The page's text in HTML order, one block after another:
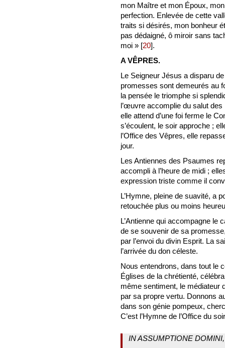
mon Maître et mon Époux,
perfection. Enlevée de cette
traits si désirés, mon bonheur
pas dédaigné, ô miroir sans
moi » [20].
A VÊPRES.
Le Seigneur Jésus a disparu
promesses sont demeurés au
la pensée le triomphe si
l’œuvre accomplie du salut
elle attend d’une foi ferme le
s’écoulent, le soir approche ;
l’Office des Vêpres, elle
jour.
Les Antiennes des Psaumes
accompli à l’heure de midi ;
expression triste comme il
L’Hymne, pleine de suavité, a
retouchée plus ou moins
L’Antienne qui accompagne le
de se souvenir de sa
par l’envoi du divin Esprit. La
l’arrivée du don céleste.
Nous entendrons, dans tout le
Églises de la chrétienté,
même sentiment, le médiateur
par sa propre vertu. Donnons
dans son génie pompeux,
C’est l’Hymne de l’Office du
IN ASSUMPTIONE